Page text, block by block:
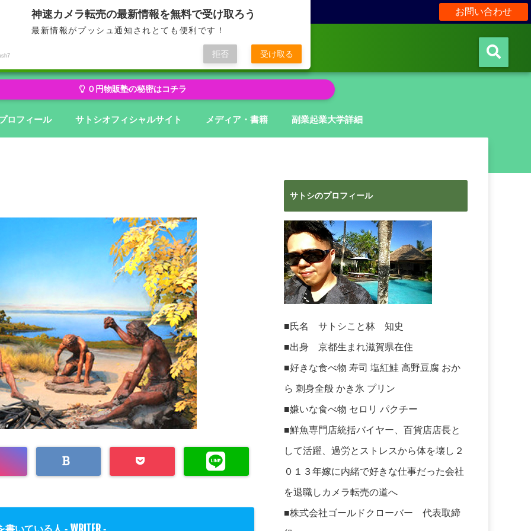
お問い合わせ
せどり・転売から物販にステージアップ
在庫から億を狙う０円物販
０円物販塾の秘密はコチラ
ロフィール サトシオフィシャルサイト メディア・書籍 副業起業大学詳細
書いている人 - WRITER -
サトシのプロフィール
■氏名 サトシこと林 知史
■出身 京都生まれ滋賀県在住
■好きな食べ物 寿司 塩紅鮭 高野豆腐 おか
ら 刺身全般 かき氷 プリン
■嫌いな食べ物 セロリ パクチー
■鮮魚専門店統括バイヤー、百貨店店長と
して活躍、過労とストレスから体を壊し２
０１３年嫁に内緒で好きな仕事だった会社
を退職しカメラ転売の道へ
■株式会社ゴールドクローバー 代表取締
神速カメラ転売の最新情報を無料で受け取ろう
最新情報がプッシュ通知されとても便利です！
拒否 受け取る